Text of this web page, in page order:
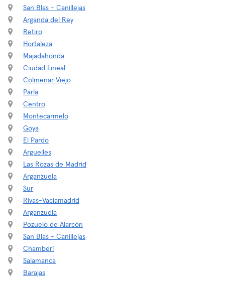
San Blas - Canillejas
Arganda del Rey
Retiro
Hortaleza
Majadahonda
Ciudad Lineal
Colmenar Viejo
Parla
Centro
Montecarmelo
Goya
El Pardo
Arguelles
Las Rozas de Madrid
Arganzuela
Sur
Rivas-Vaciamadrid
Arganzuela
Pozuelo de Alarcón
San Blas - Canillejas
Chamberí
Salamanca
Barajas